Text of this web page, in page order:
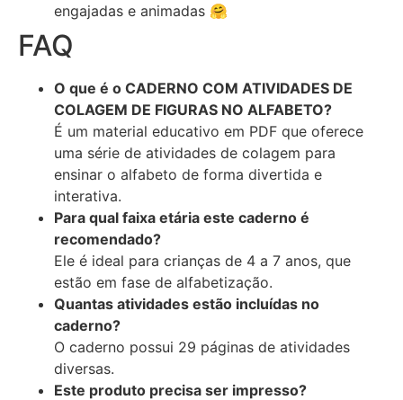
engajadas e animadas 🤗
FAQ
O que é o CADERNO COM ATIVIDADES DE
COLAGEM DE FIGURAS NO ALFABETO?
É um material educativo em PDF que oferece
uma série de atividades de colagem para
ensinar o alfabeto de forma divertida e
interativa.
Para qual faixa etária este caderno é
recomendado?
Ele é ideal para crianças de 4 a 7 anos, que
estão em fase de alfabetização.
Quantas atividades estão incluídas no
caderno?
O caderno possui 29 páginas de atividades
diversas.
Este produto precisa ser impresso?